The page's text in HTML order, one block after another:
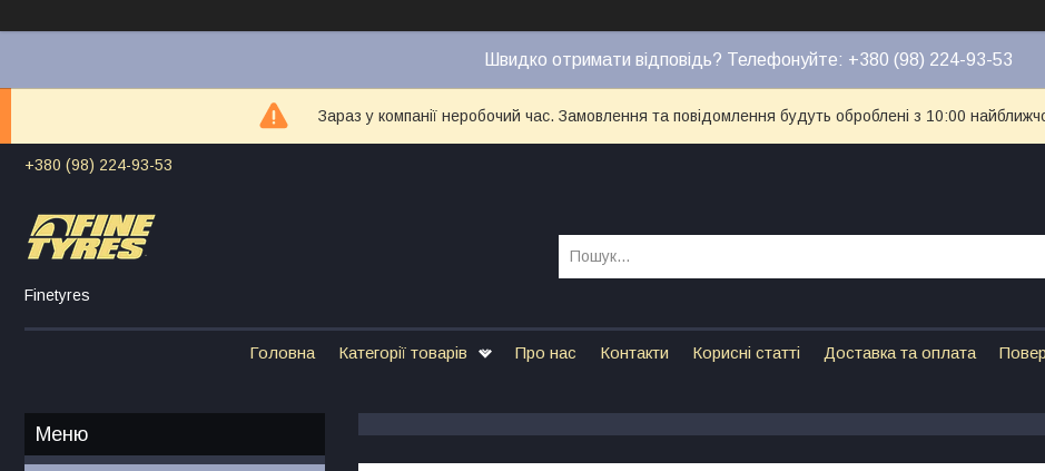
Швидко отримати відповідь? Телефонуйте: +380 (98) 224-93-53
Зараз у компанії неробочий час. Замовлення та повідомлення будуть оброблені з 10:00
+380 (98) 224-93-53
Finetyres
Головна Категорії товарів Про нас Контакти Корисні статті Доставка та оплата